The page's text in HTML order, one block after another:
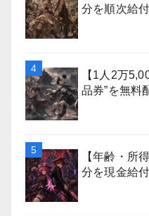
分を順次給
【1人2万
品券”を無料
【年齢・所
分を現金給